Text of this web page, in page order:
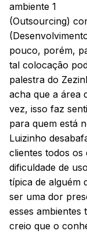
ambiente 1
(Outsourcing)
pouco, porém,
tal colocação
palestra do
acha que a área
vez, isso faz
para quem está
Luizinho
clientes todos os
dificuldade de
típica de alguém
ser uma dor
esses
creio que o